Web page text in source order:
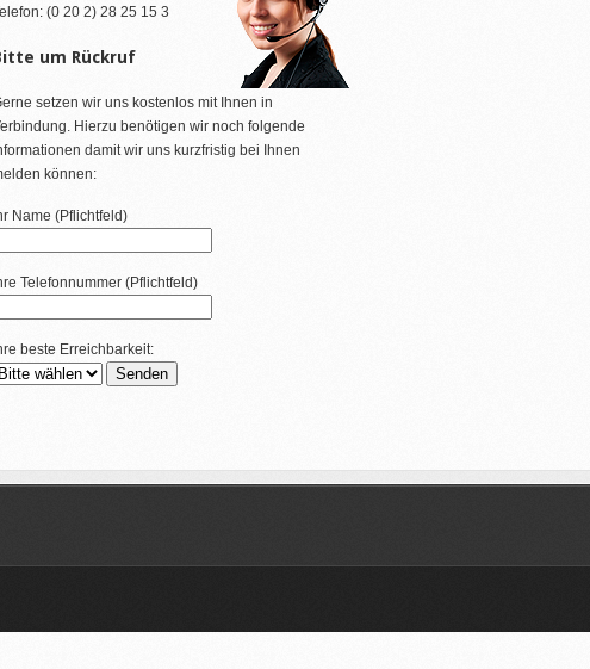
(0 20 2) 28 25 15 3
um Rückruf
setzen wir uns kostenlos mit Ihnen in
Hierzu benötigen wir noch folgende
damit wir uns kurzfristig bei Ihnen
können:
Name (Pflichtfeld)
Telefonnummer (Pflichtfeld)
beste Erreichbarkeit: